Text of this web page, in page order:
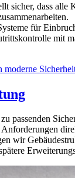
sicher, dass alle
für
mit
passenden
wir